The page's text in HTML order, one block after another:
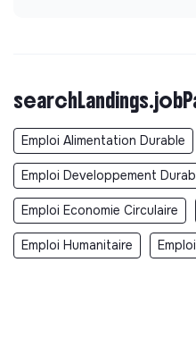
Emploi Alimentation Durable
Emploi Developpement
Emploi Economie Circulaire
Emploi Humanitaire